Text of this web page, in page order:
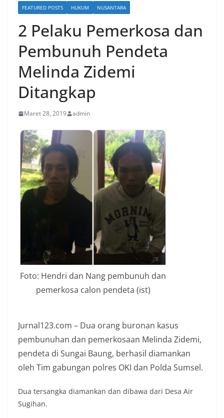
FEATURED POSTS HUKUM NUSANTARA
2 Pelaku Pemerkosa dan
Pembunuh Pendeta
Melinda Zidemi
Ditangkap
Maret 28, 2019 admin
Foto: Hendri dan Nang pembunuh dan
pemerkosa calon pendeta (ist)
Jurnal123.com – Dua orang buronan kasus
pembunuhan dan pemerkosaan Melinda Zidemi,
pendeta di Sungai Baung, berhasil diamankan
oleh Tim gabungan polres OKI dan Polda Sumsel.
Dua tersangka diamankan dan dibawa dari Desa Air
Sugihan.